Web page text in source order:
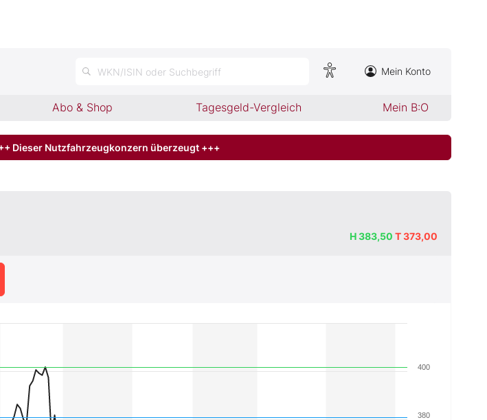
WKN/ISIN oder Suchbegriff Mein Konto
Abo & Shop Tagesgeld-Vergleich Mein B:O
Dieser Nutzfahrzeugkonzern überzeugt +++
H383,50 T373,00
380
400